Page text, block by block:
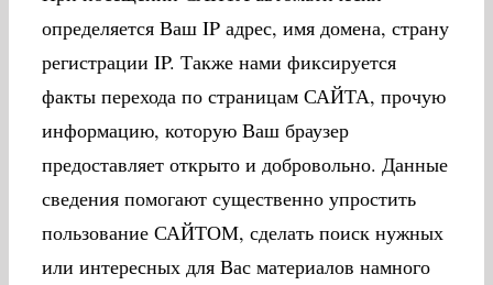
определяется Ваш IP адрес, имя домена, страну
регистрации IP. Также нами фиксируется
факты перехода по страницам САЙТА, прочую
информацию, которую Ваш браузер
предоставляет открыто и добровольно. Данные
сведения помогают существенно упростить
пользование САЙТОМ, сделать поиск нужных
или интересных для Вас материалов намного